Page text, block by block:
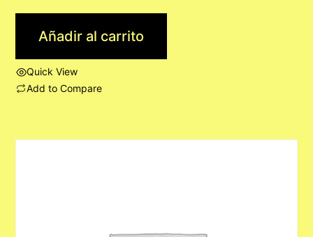
Añadir al carrito
Quick View
Add to Compare